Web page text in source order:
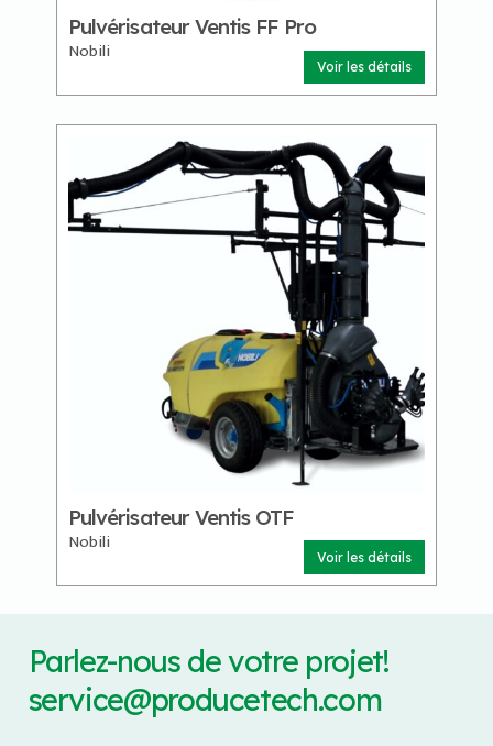
Pulvérisateur Ventis FF Pro
Nobili
Voir les détails
Pulvérisateur Ventis OTF
Nobili
Voir les détails
Parlez-nous de votre projet!
service@producetech.com